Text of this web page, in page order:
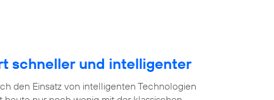
schneller und intelligenter
den Einsatz von intelligenten Technologien